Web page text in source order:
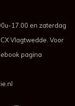
17.00 en zaterdag
Vlagtwedde. Voor
pagina